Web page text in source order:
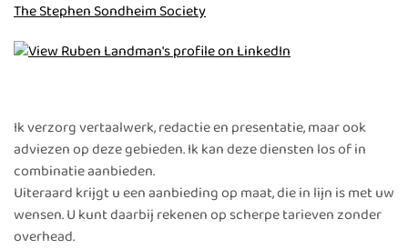
The Stephen Sondheim Society
Ik verzorg vertaalwerk, redactie en presentatie, maar ook
adviezen op deze gebieden. Ik kan deze diensten los of in
combinatie aanbieden.
Uiteraard krijgt u een aanbieding op maat, die in lijn is met uw
wensen. U kunt daarbij rekenen op scherpe tarieven zonder
overhead.